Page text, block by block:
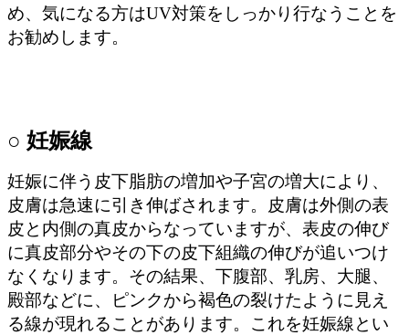
め、気になる方はUV対策をしっかり行なうことを
お勧めします。
○ 妊娠線
妊娠に伴う皮下脂肪の増加や子宮の増大により、
皮膚は急速に引き伸ばされます。皮膚は外側の表
皮と内側の真皮からなっていますが、表皮の伸び
に真皮部分やその下の皮下組織の伸びが追いつけ
なくなります。その結果、下腹部、乳房、大腿、
殿部などに、ピンクから褐色の裂けたように見え
る線が現れることがあります。これを妊娠線とい